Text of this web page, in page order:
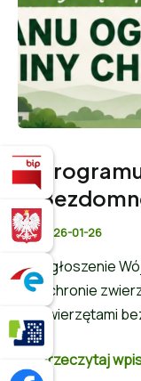
2026-01-26
Ogłoszenie
ochronie
zwierzętami
Przeczytaj
Biuletyn
Serwis